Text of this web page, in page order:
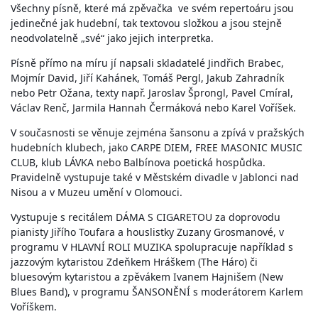
Všechny písně, které má zpěvačka ve svém repertoáru jsou
jedinečné jak hudební, tak textovou složkou a jsou stejně
neodvolatelně „své“ jako jejich interpretka.
Písně přímo na míru jí napsali skladatelé Jindřich Brabec,
Mojmír David, Jiří Kahánek, Tomáš Pergl, Jakub Zahradník
nebo Petr Ožana, texty např. Jaroslav Šprongl, Pavel Cmíral,
Václav Renč, Jarmila Hannah Čermáková nebo Karel Voříšek.
V současnosti se věnuje zejména šansonu a zpívá v pražských
hudebních klubech, jako CARPE DIEM, FREE MASONIC MUSIC
CLUB, klub LÁVKA nebo Balbínova poetická hospůdka.
Pravidelně vystupuje také v Městském divadle v Jablonci nad
Nisou a v Muzeu umění v Olomouci.
Vystupuje s recitálem DÁMA S CIGARETOU za doprovodu
pianisty Jiřího Toufara a houslistky Zuzany Grosmanové, v
programu V HLAVNÍ ROLI MUZIKA spolupracuje například s
jazzovým kytaristou Zdeňkem Hráškem (The Háro) či
bluesovým kytaristou a zpěvákem Ivanem Hajnišem (New
Blues Band), v programu ŠANSONĚNÍ s moderátorem Karlem
Voříškem.